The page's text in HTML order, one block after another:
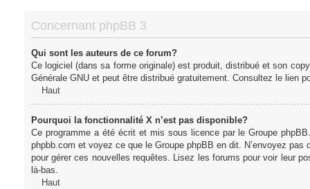
Concernant phpBB 3
Qui sont les auteurs de ce forum?
Ce logiciel (dans sa forme originale) est produit, distribué et son
Générale GNU et peut être distribué gratuitement. Consultez le lien
Haut
Pourquoi la fonctionnalité X n’est pas disponible?
Ce programme a été écrit et mis sous licence par le Groupe
phpbb.com et voyez ce que le Groupe phpBB en dit. N’envoyez
pour gérer ces nouvelles requêtes. Lisez les forums pour voir leur
là-bas.
Haut